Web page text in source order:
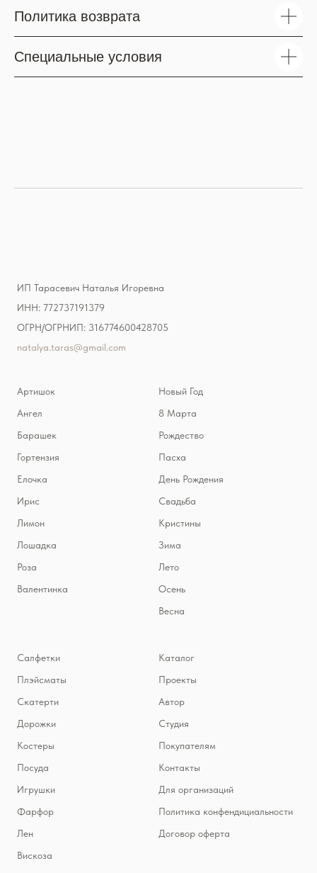
Политика возврата
Специальные условия
ИП Тарасевич Наталья Игоревна
ИНН: 772737191379
ОГРН/ОГРНИП: 316774600428705
natalya.taras@gmail.com
Артишок
Ангел
Барашек
Гортензия
Елочка
Ирис
Лимон
Лошадка
Роза
Валентинка
Новый Год
8 Марта
Рождество
Пасха
День Рождения
Свадьба
Кристины
Зима
Лето
Осень
Весна
Салфетки
Плэйсматы
Скатерти
Дорожки
Костеры
Посуда
Игрушки
Фарфор
Лен
Вискоза
Каталог
Проекты
Автор
Студия
Покупателям
Контакты
Для организаций
Политика конфендициальности
Договор оферта